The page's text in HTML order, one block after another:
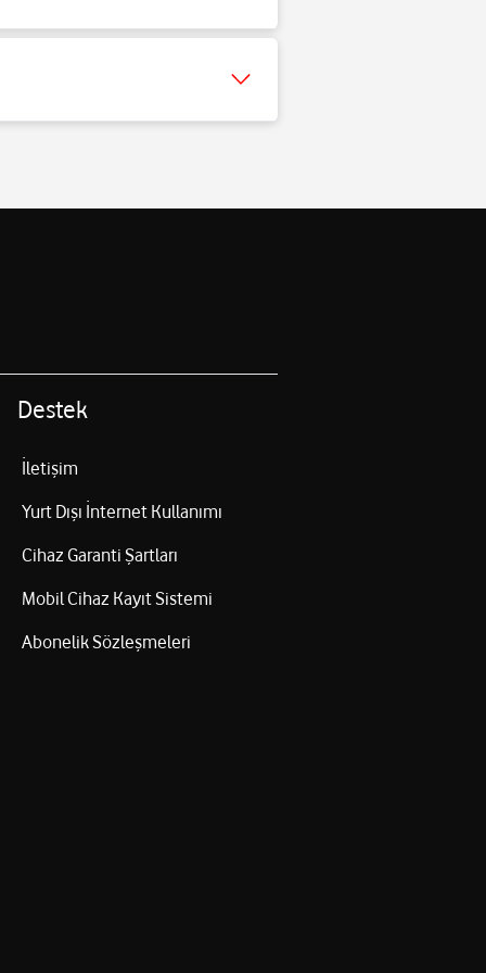
Destek
İletişim
Yurt Dışı İnternet Kullanımı
Cihaz Garanti Şartları
Mobil Cihaz Kayıt Sistemi
Abonelik Sözleşmeleri